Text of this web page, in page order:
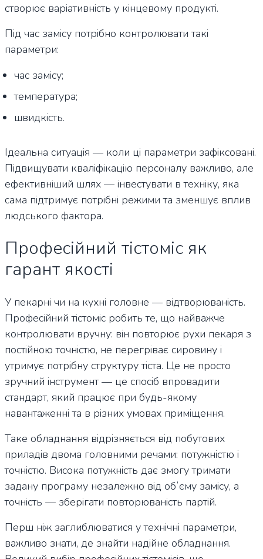
створює варіативність у кінцевому продукті.
Під час замісу потрібно контролювати такі
параметри:
час замісу;
температура;
швидкість.
Ідеальна ситуація — коли ці параметри зафіксовані.
Підвищувати кваліфікацію персоналу важливо, але
ефективніший шлях — інвестувати в техніку, яка
сама підтримує потрібні режими та зменшує вплив
людського фактора.
Професійний тістоміс як
гарант якості
У пекарні чи на кухні головне — відтворюваність.
Професійний тістоміс робить те, що найважче
контролювати вручну: він повторює рухи пекаря з
постійною точністю, не перегріває сировину і
утримує потрібну структуру тіста. Це не просто
зручний інструмент — це спосіб впровадити
стандарт, який працює при будь-якому
навантаженні та в різних умовах приміщення.
Таке обладнання відрізняється від побутових
приладів двома головними речами: потужністю і
точністю. Висока потужність дає змогу тримати
задану програму незалежно від обʼєму замісу, а
точність — зберігати повторюваність партій.
Перш ніж заглиблюватися у технічні параметри,
важливо знати, де знайти надійне обладнання.